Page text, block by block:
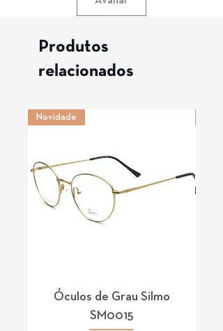
Produtos
relacionados
Novidade
Óculos de Grau Silmo
SM0015